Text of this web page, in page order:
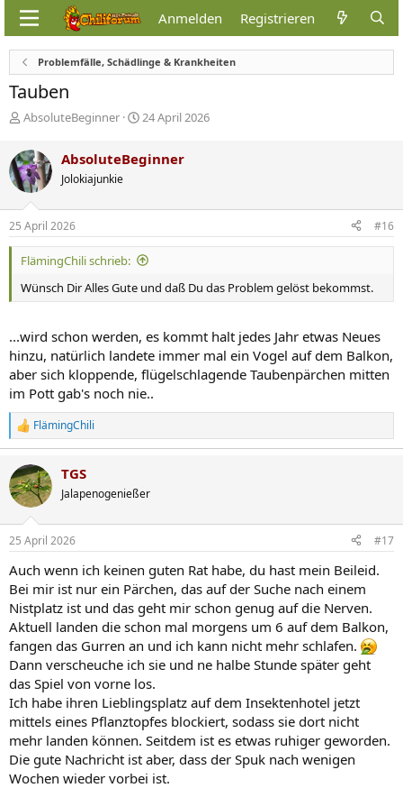
Anmelden Registrieren
Problemfälle, Schädlinge & Krankheiten
Tauben
E
s
t
e
l
l
e
r
AbsoluteBeginner
E
t
l
a
m
24 April 2026
AbsoluteBeginner
Jolokiajunkie
25 April 2026 #16
FlämingChili schrieb:
Wünsch Dir Alles Gute und daß Du das Problem gelöst bekommst.
...wird schon werden, es kommt halt jedes Jahr etwas Neues
hinzu, natürlich landete immer mal ein Vogel auf dem Balkon,
aber sich kloppende, flügelschlagende Taubenpärchen mitten
im Pott gab's noch nie..
R
e
k
t
i
e
:
FlämingChili
TGS
Jalapenogenießer
25 April 2026 #17
Auch wenn ich keinen guten Rat habe, du hast mein Beileid.
Bei mir ist nur ein Pärchen, das auf der Suche nach einem
Nistplatz ist und das geht mir schon genug auf die Nerven.
Aktuell landen die schon mal morgens um 6 auf dem Balkon,
fangen das Gurren an und ich kann nicht mehr schlafen.
Dann verscheuche ich sie und ne halbe Stunde später geht
das Spiel von vorne los.
Ich habe ihren Lieblingsplatz auf dem Insektenhotel jetzt
mittels eines Pflanztopfes blockiert, sodass sie dort nicht
mehr landen können. Seitdem ist es etwas ruhiger geworden.
Die gute Nachricht ist aber, dass der Spuk nach wenigen
Wochen wieder vorbei ist.